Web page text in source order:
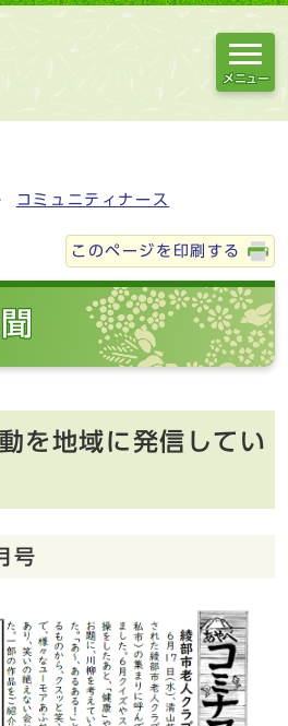
メニュー
コミュニティナース
このページを印刷する
を地域に発信してい
号